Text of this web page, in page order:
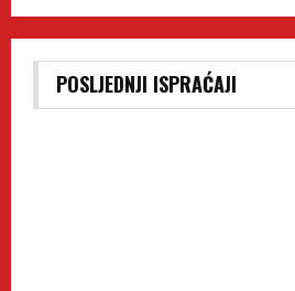
POSLJEDNJI ISPRAĆAJI